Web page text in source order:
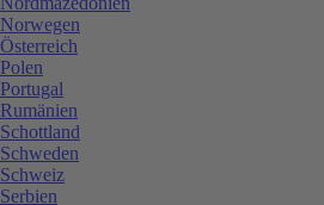
Norwegen
Österreich
Polen
Portugal
Rumänien
Schottland
Schweden
Schweiz
Serbien